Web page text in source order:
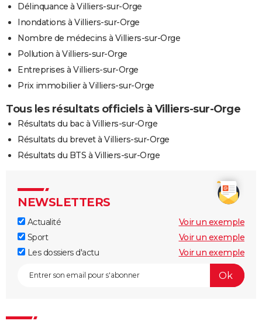
Délinquance à Villiers-sur-Orge
Inondations à Villiers-sur-Orge
Nombre de médecins à Villiers-sur-Orge
Pollution à Villiers-sur-Orge
Entreprises à Villiers-sur-Orge
Prix immobilier à Villiers-sur-Orge
Tous les résultats officiels à Villiers-sur-Orge
Résultats du bac à Villiers-sur-Orge
Résultats du brevet à Villiers-sur-Orge
Résultats du BTS à Villiers-sur-Orge
NEWSLETTERS
Actualité
Voir un exemple
Sport
Voir un exemple
Les dossiers d'actu
Voir un exemple